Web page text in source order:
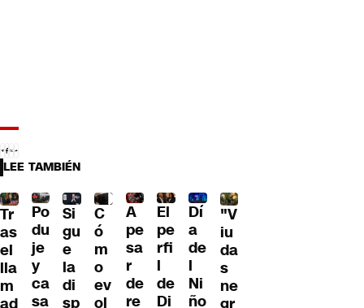
LEE TAMBIÉN
Tr
as
el
lla
m
ad
Po
du
je
y
ca
sa
Si
gu
e
la
di
sp
C
ó
m
o
ev
ol
A
pe
sa
r
de
re
El
pe
rfi
l
de
Di
Dí
a
de
l
Ni
ño
"V
iu
da
s
ne